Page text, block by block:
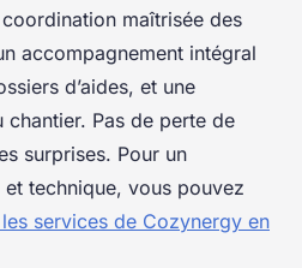
maîtrisée des
accompagnement intégral
d’aides, et une
Pas de perte de
surprises. Pour un
technique, vous pouvez
services de Cozynergy en